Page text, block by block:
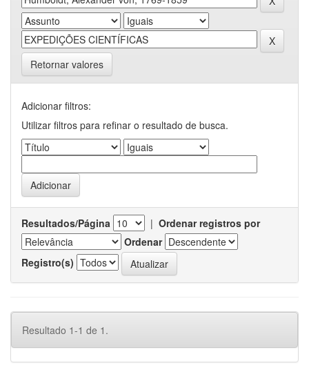
Retornar valores
Adicionar filtros:
Utilizar filtros para refinar o resultado de busca.
Resultados/Página | Ordenar registros por
Ordenar
Registro(s)
Resultado 1-1 de 1.